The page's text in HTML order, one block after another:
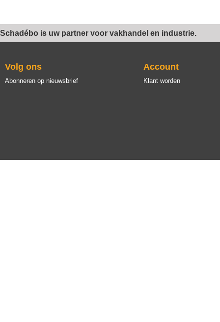
Schadébo is uw partner voor vakhandel en industrie.
Volg ons
Abonneren op nieuwsbrief
Account
Klant worden